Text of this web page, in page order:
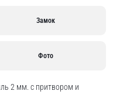
Замок
Фото
2 мм. с притвором и